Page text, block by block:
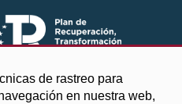
de rastreo para
en nuestra web,